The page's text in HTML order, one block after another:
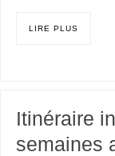
LIRE PLUS
Itinéraire
semaines